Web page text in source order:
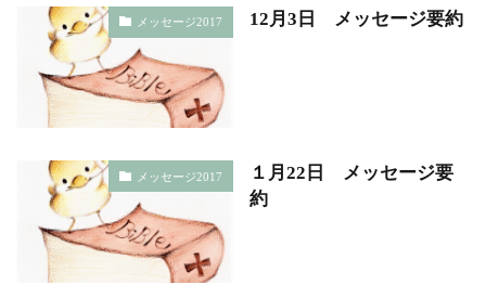
メッセージ2017 12月3日 メッセージ要約
メッセージ2017
１月22日 メッセージ要
約